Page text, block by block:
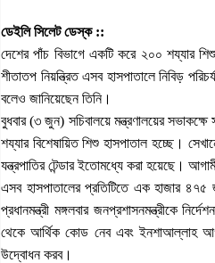
ডেইলি সিলেট ডেস্ক ::
দেশের পাঁচ বিভাগে একটি করে ২০০ শয্যার শিশু
শীতাতপ নিয়ন্ত্রিত এসব হাসপাতালে নিবিড়
বলেও জানিয়েছেন তিনি।
বুধবার (৩ জুন) সচিবালয়ে মন্ত্রণালয়ের
শয্যার বিশেষায়িত শিশু হাসপাতাল হচ্ছে।
যন্ত্রপাতির টেন্ডার ইতোমধ্যে করা হয়েছে।
এসব হাসপাতালের প্রতিটিতে এক হাজার ৪৭৫
প্রধানমন্ত্রী মঙ্গলবার জনপ্রশাসনমন্ত্রীকে
থেকে আর্থিক কোড নেব এবং ইনশাআল্লাহ
উদ্বোধন করব।